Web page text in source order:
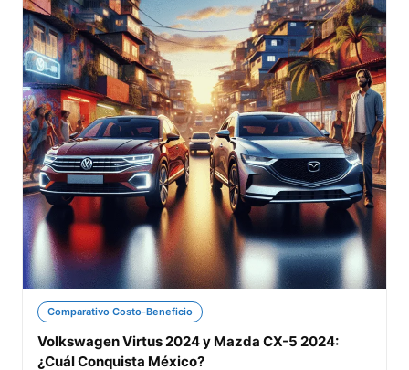
Comparativo Costo-Beneficio
Volkswagen Virtus 2024 y Mazda CX-5 2024:
¿Cuál Conquista México?